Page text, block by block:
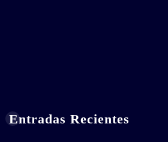
Entradas Recientes